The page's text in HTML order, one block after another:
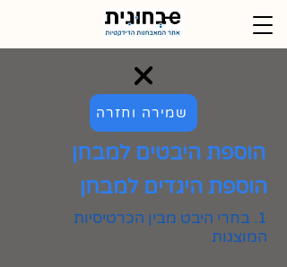
שמירה וחזרה
הוספת היבטים למבחן
הוספת היגדים למבחן
1. בחרי היבט מבין הכרטיסיות
המוצגות